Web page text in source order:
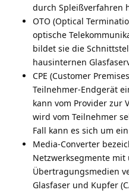
durch Spleißverfahren
OTO (Optical
optische
bildet sie die
hausinternen
CPE (Customer
Teilnehmer-Endgerät
kann vom Provider zur
wird vom Teilnehmer
Fall kann es sich um
Media-Converter
Netzwerksegmente
Übertragungsmedien
Glasfaser und Kupfer